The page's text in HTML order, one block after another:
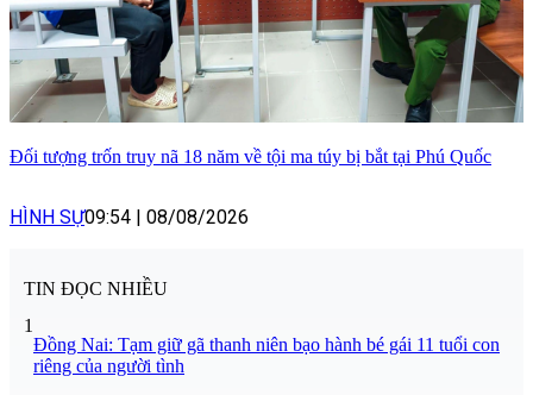
Đối tượng trốn truy nã 18 năm về tội ma túy bị bắt tại Phú Quốc
HÌNH SỰ09:54 | 08/08/2026
TIN ĐỌC NHIỀU
1
Đồng Nai: Tạm giữ gã thanh niên bạo hành bé gái 11 tuổi con
riêng của người tình